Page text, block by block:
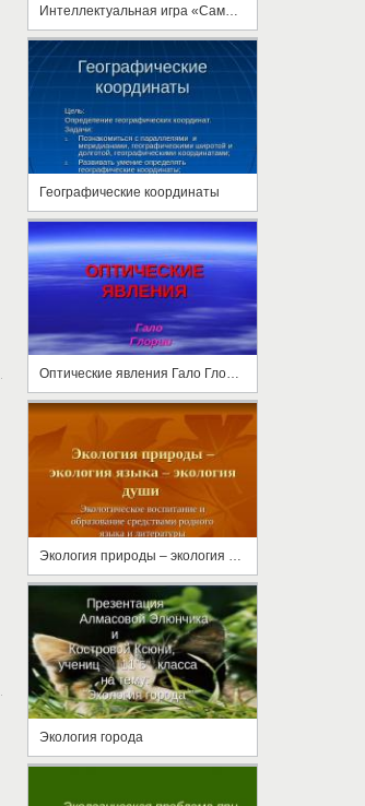
Интеллектуальная игра «Самый умный географ»
Географические координаты
Оптические явления Гало Глории
Экология города